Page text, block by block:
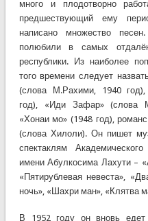
много и плодотворно
предшествующий ему
написано множество
полюбили в самых
республики. Из наиболее
того времени следует
(слова М.Рахими, 1940 год),
год), «Иди Зафар» (слова
«Хонаи мо» (1948 год),
(слова Хилоли). Он пишет
спектаклям
имени Абулкосима Лахути –
«Пятирублевая невеста»,
ночь», «Шахри ман», «Клятва
В 1952 году он вновь